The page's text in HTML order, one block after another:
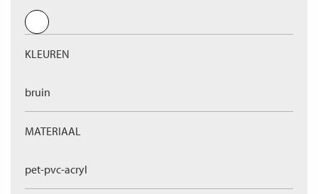
KLEUREN
bruin
MATERIAAL
pet-pvc-acryl